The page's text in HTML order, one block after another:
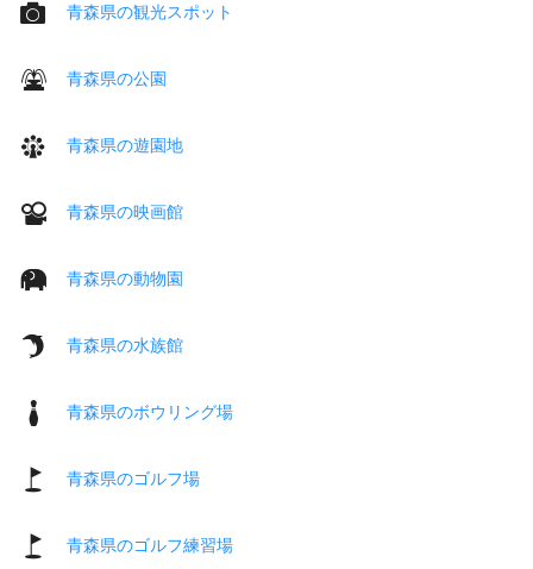
青森県の観光スポット
青森県の公園
青森県の遊園地
青森県の映画館
青森県の動物園
青森県の水族館
青森県のボウリング場
青森県のゴルフ場
青森県のゴルフ練習場